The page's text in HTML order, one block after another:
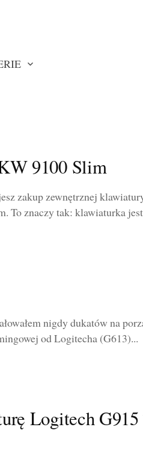
9100 Slim
zakup zewnętrznej
To znaczy tak: klawiaturka
nigdy dukatów na
od Logitecha (G613)...
Logitech